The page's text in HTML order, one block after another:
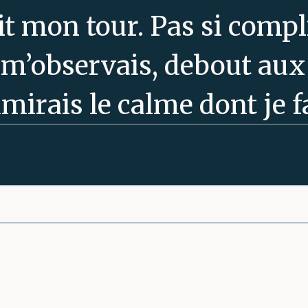
mon tour. Pas si
debout
le calme dont je
dont je me tenais là,
aux regards
me conduire à ma